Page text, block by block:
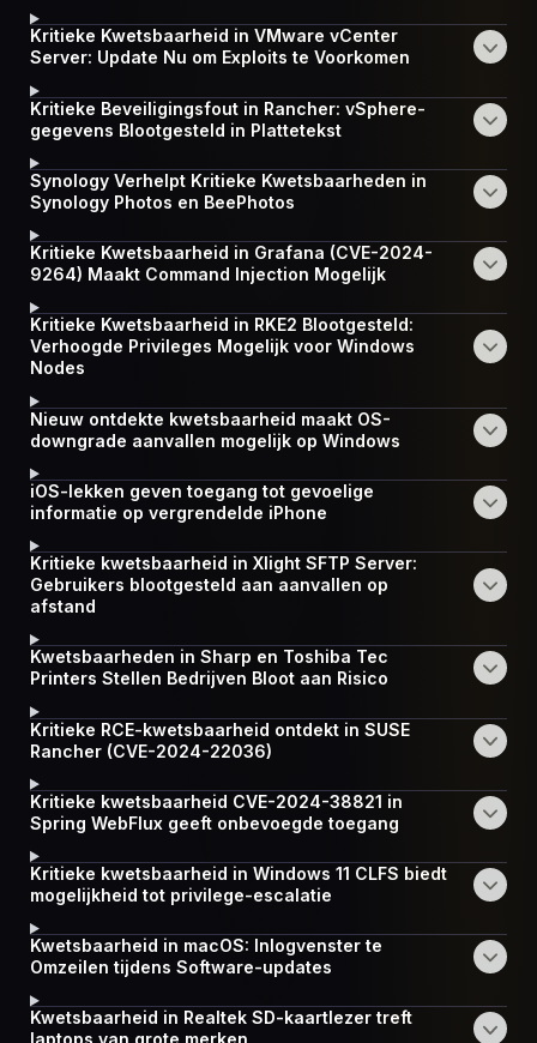
Kritieke Kwetsbaarheid in VMware vCenter
Server: Update Nu om Exploits te Voorkomen
Kritieke Beveiligingsfout in Rancher: vSphere-
gegevens Blootgesteld in Plattetekst
Synology Verhelpt Kritieke Kwetsbaarheden in
Synology Photos en BeePhotos
Kritieke Kwetsbaarheid in Grafana (CVE-2024-
9264) Maakt Command Injection Mogelijk
Kritieke Kwetsbaarheid in RKE2 Blootgesteld:
Verhoogde Privileges Mogelijk voor Windows
Nodes
Nieuw ontdekte kwetsbaarheid maakt OS-
downgrade aanvallen mogelijk op Windows
iOS-lekken geven toegang tot gevoelige
informatie op vergrendelde iPhone
Kritieke kwetsbaarheid in Xlight SFTP Server:
Gebruikers blootgesteld aan aanvallen op
afstand
Kwetsbaarheden in Sharp en Toshiba Tec
Printers Stellen Bedrijven Bloot aan Risico
Kritieke RCE-kwetsbaarheid ontdekt in SUSE
Rancher (CVE-2024-22036)
Kritieke kwetsbaarheid CVE-2024-38821 in
Spring WebFlux geeft onbevoegde toegang
Kritieke kwetsbaarheid in Windows 11 CLFS biedt
mogelijkheid tot privilege-escalatie
Kwetsbaarheid in macOS: Inlogvenster te
Omzeilen tijdens Software-updates
Kwetsbaarheid in Realtek SD-kaartlezer treft